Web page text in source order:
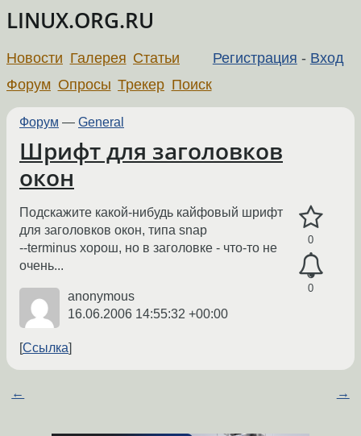
LINUX.ORG.RU
Регистрация - Вход
Новости Галерея Статьи
Форум Опросы Трекер Поиск
Форум — General
Шрифт для заголовков
окон
0
0
Подскажите какой-нибудь кайфовый шрифт
для заголовков окон, типа snap
--terminus хорош, но в заголовке - что-то не
очень...
anonymous
16.06.2006 14:55:32 +00:00
Ссылка
← →